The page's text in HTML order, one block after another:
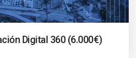
Digital 360 (6.000€)